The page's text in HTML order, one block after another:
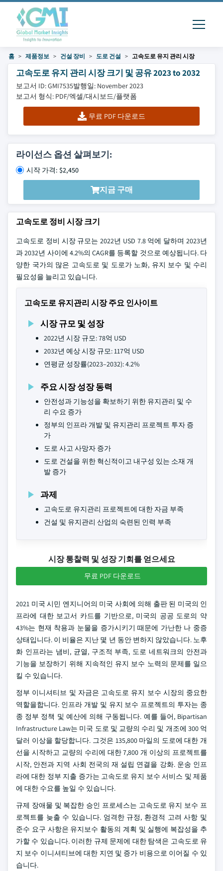
홈 제품정보 건설 장비 도로 건설 고속도로 유지 관리 시장
고속도로 유지 관리 시장 크기 및 공유 2023 to 2032
보고서 ID: GMI7535발행일: November 2023
보고서 형식: PDF/엑셀/대시보드/플랫폼
무료 PDF 다운로드
라이선스 옵션 살펴보기:
시작 가격: $2,450
지금 구매
고속도로 정비 시장 크기
고속도로 정비 시장 규모는 2022년 USD 7.8 억에 달하며 2023년
과 2032년 사이에 4.2%의 CAGR를 등록할 것으로 예상됩니다. 다
양한 국가의 많은 고속도로 및 도로가 노화, 유지 보수 및 수리
필요성을 늘리고 있습니다.
고속도로 유지관리 시장 주요 인사이트
시장 규모 및 성장
2022년 시장 규모: 78억 USD
2032년 예상 시장 규모: 117억 USD
연평균 성장률(2023–2032): 4.2%
주요 시장 성장 동력
안전성과 기능성을 확보하기 위한 유지관리 및 수
리 수요 증가
정부의 인프라 개발 및 유지관리 프로젝트 투자 증
가
도로 사고 사망자 증가
도로 건설을 위한 혁신적이고 내구성 있는 소재 개
발 증가
과제
고속도로 유지관리 프로젝트에 대한 자금 부족
건설 및 유지관리 산업의 숙련된 인력 부족
시장 통찰력 및 성장 기회를 얻으세요
무료 PDF 다운로드
2021 미국 시민 엔지니어의 미국 사회에 의해 출판 된 미국의 인
프라에 대한 보고서 카드를 기반으로, 미국의 공공 도로의 약
43%는 현재 착용과 눈물을 증가시키기 때문에 가난한 나 중증
상태입니다. 이 비율은 지난 몇 년 동안 변하지 않았습니다. 노후
화 인프라는 냄비, 균열, 구조적 부족, 도로 네트워크의 안전과
기능을 보장하기 위해 지속적인 유지 보수 노력의 문제를 일으
킬 수 있습니다.
정부 이니셔티브 및 자금은 고속도로 유지 보수 시장의 중요한
역할을합니다. 인프라 개발 및 유지 보수 프로젝트의 투자는 종
종 정부 정책 및 예산에 의해 구동됩니다. 예를 들어, Bipartisan
Infrastructure Law는 미국 도로 및 교량의 수리 및 개조에 300 억
달러 이상을 할당합니다. 그것은 135,800 마일의 도로에 대한 개
선을 시작하고 교량의 수리에 대한 7,800 개 이상의 프로젝트를
시작, 안전과 지역 사회 전국의 재 설립 연결을 강화. 운송 인프
라에 대한 정부 지출 증가는 고속도로 유지 보수 서비스 및 제품
에 대한 수요를 높일 수 있습니다.
규제 장애물 및 복잡한 승인 프로세스는 고속도로 유지 보수 프
로젝트를 늦출 수 있습니다. 엄격한 규정, 환경적 고려 사항 및
준수 요구 사항은 유지보수 활동의 계획 및 실행에 복잡성을 추
가할 수 있습니다. 이러한 규제 문제에 대한 탐색은 고속도로 유
지 보수 이니셔티브에 대한 지연 및 증가 비용으로 이어질 수 있
습니다.